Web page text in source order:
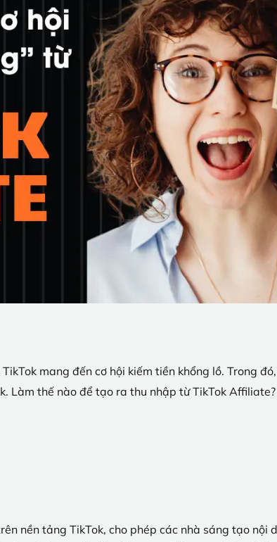
mang đến cơ hội kiếm tiền khổng lồ. Trong
Làm thế nào để tạo ra thu nhập từ TikTok
nền tảng TikTok, cho phép các nhà sáng tạo nội